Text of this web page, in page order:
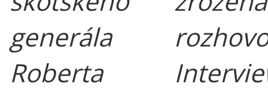
generála
Roberta